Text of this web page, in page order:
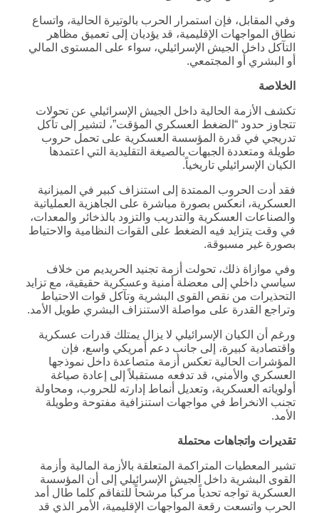
وفي المقابل، فإن استمرار الحرب بالوتيرة الحالية، واتساع
نطاق المواجهات الإقليمية، قد يؤديان إلى تعميق مظاهر
التآكل داخل الجيش الإسرائيلي، سواء على المستوى المالي
أو البشري أو المجتمعي.
الخلاصة
تكشف الأزمة الحالية داخل الجيش الإسرائيلي عن تحولات
تتجاوز حدود “الضغط العسكري المؤقت”، لتشير إلى تآكل
تدريجي في قدرة المؤسسة العسكرية على تحمل حروب
طويلة ومتعددة الجبهات بالصيغة التقليدية التي اعتمدها
الكيان الإسرائيلي تاريخياً.
فقد أدت الحروب الممتدة إلى استنزاف كبير في الميزانية
العسكرية، انعكس بصورة مباشرة على الجاهزية العملياتية
والصناعات العسكرية والتدريب والتزود بالذخائر والمعدات،
في وقت يتزايد فيه الضغط على القوات النظامية والاحتياط
بصورة غير مسبوقة.
وفي موازاة ذلك، تحولت أزمة تجنيد الحريديم من خلاف
سياسي داخلي إلى معضلة أمنية وعسكرية حقيقية، مع تزايد
التحذيرات من نقص القوى البشرية وتآكل قوات الاحتياط
وتراجع القدرة على مواصلة الاستنزاف البشري طويل الأمد.
ورغم أن الكيان الإسرائيلي لا يزال يمتلك قدرات عسكرية
واقتصادية كبيرة، إلى جانب دعم أمريكي واسع، فإن
المؤشرات الحالية تعكس أزمة متصاعدة داخل نموذجها
العسكري والأمني، قد تدفعه مستقبلاً إلى إعادة صياغة
أولوياته العسكرية، وتعديل أنماط إدارته للحروب، ومحاولة
تجنب الانخراط في مواجهات استنزافية مفتوحة وطويلة
الأمد.
تقديرات واتجاهات محتملة
تشير المعطيات المتراكمة المتعلقة بالأزمة المالية وأزمة
القوى البشرية داخل الجيش الإسرائيلي إلى أن المؤسسة
العسكرية تواجه تحدياً مركباً مرشحاً للتفاقم كلما طال أمد
الحرب واتسعت رقعة المواجهات الإقليمية، الأمر الذي قد